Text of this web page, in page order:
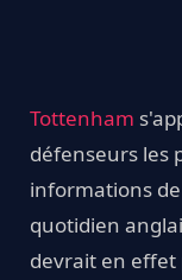
Tottenham
défenseurs les
informations
quotidien
devrait en